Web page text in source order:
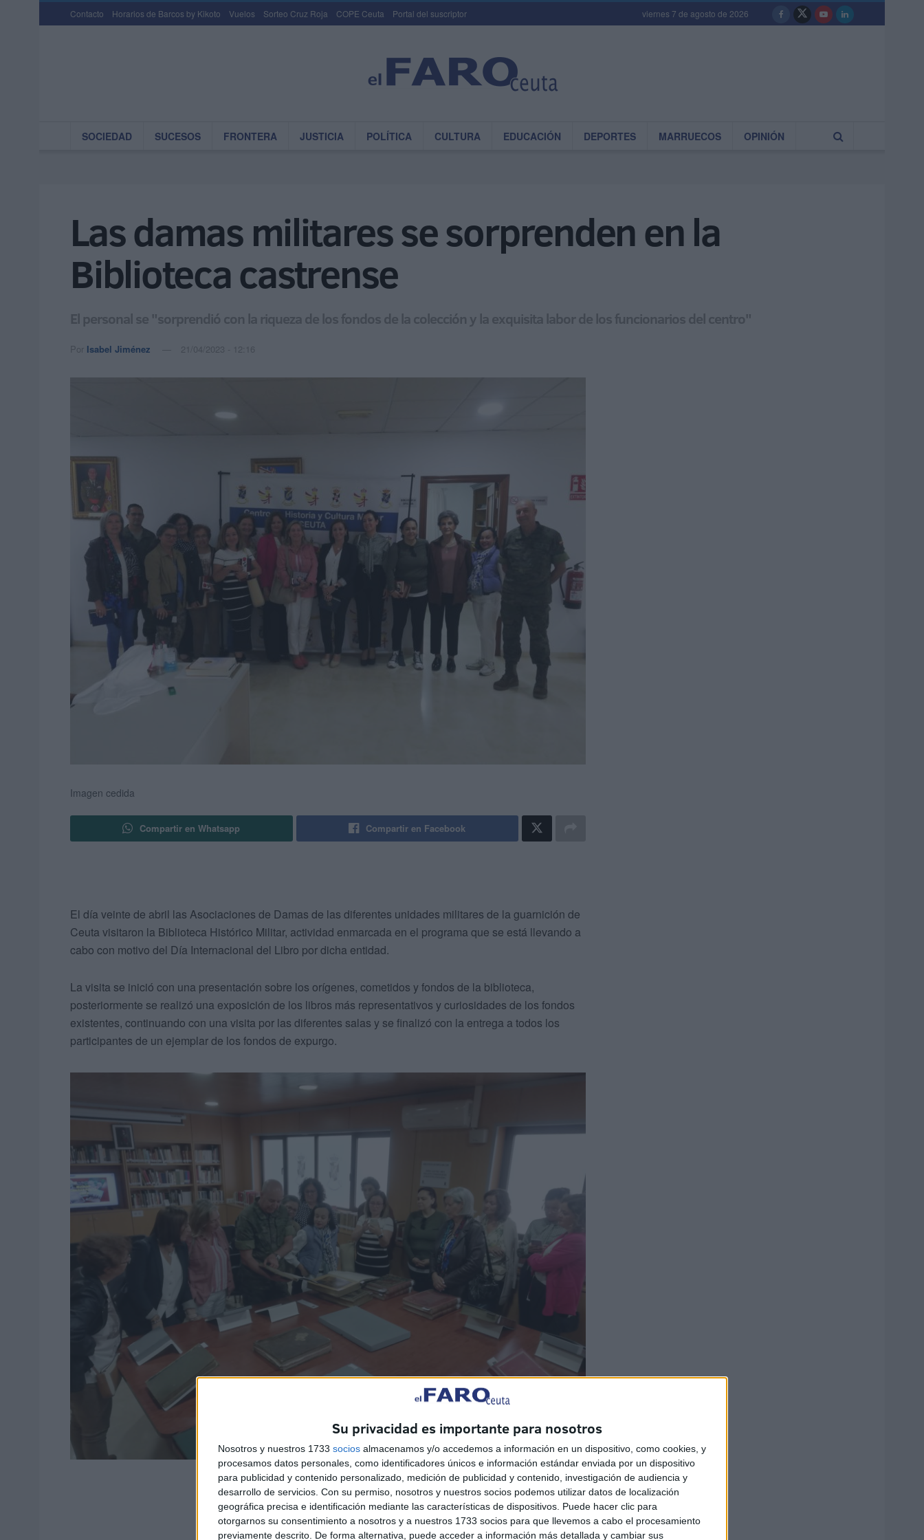
Su privacidad es importante para nosotros
Nosotros y nuestros 1733 socios almacenamos y/o accedemos a información en un dispositivo, como cookies, y
procesamos datos personales, como identificadores únicos e información estándar enviada por un dispositivo
para publicidad y contenido personalizado, medición de publicidad y contenido, investigación de audiencia y
desarrollo de servicios. Con su permiso, nosotros y nuestros socios podemos utilizar datos de localización
geográfica precisa e identificación mediante las características de dispositivos. Puede hacer clic para
otorgarnos su consentimiento a nosotros y a nuestros 1733 socios para que llevemos a cabo el procesamiento
previamente descrito. De forma alternativa, puede acceder a información más detallada y cambiar sus
Contacto Horarios de Barcos by Kikoto Vuelos Sorteo Cruz Roja COPE Ceuta Portal del suscriptor viernes 7 de agosto de 2026
SOCIEDAD SUCESOS FRONTERA JUSTICIA POLÍTICA CULTURA EDUCACIÓN DEPORTES MARRUECOS OPINIÓN
Las damas militares se sorprenden en la
Biblioteca castrense
El personal se "sorprendió con la riqueza de los fondos de la colección y la exquisita labor de los funcionarios del centro"
Por Isabel Jiménez 21/04/2023 - 12:16
Imagen cedida
Compartir en Whatsapp Compartir en Facebook
El día veinte de abril las Asociaciones de Damas de las diferentes unidades militares de la guarnición de
Ceuta visitaron la Biblioteca Histórico Militar, actividad enmarcada en el programa que se está llevando a
cabo con motivo del Día Internacional del Libro por dicha entidad.
La visita se inició con una presentación sobre los orígenes, cometidos y fondos de la biblioteca,
posteriormente se realizó una exposición de los libros más representativos y curiosidades de los fondos
existentes, continuando con una visita por las diferentes salas y se finalizó con la entrega a todos los
participantes de un ejemplar de los fondos de expurgo.